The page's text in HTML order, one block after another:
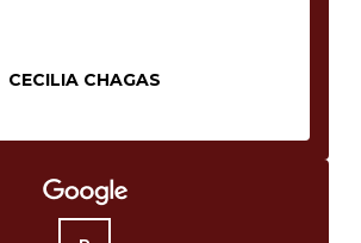
CECILIA CHAGAS